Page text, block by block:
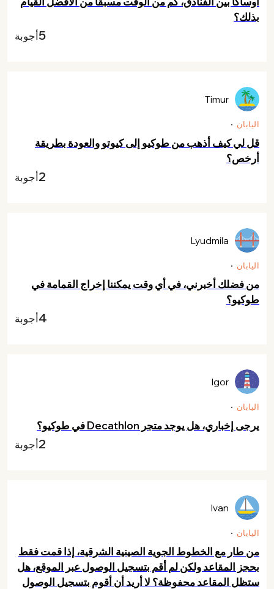
بذلك؟
5أجوبة
اليابان
قل لي كيف أذهب من طوكيو إلى كيوتو والعودة بطريقة
أرخص؟
Timur
2أجوبة
اليابان
من فضلك أخبرني، في أي وقت يمكننا إخراج القمامة في
طوكيو؟
Lyudmila
4أجوبة
اليابان
يرجى إخباري، هل يوجد متجر Decathlon في طوكيو؟
Igor
2أجوبة
اليابان
من طار مع الخطوط الجوية الصينية الشرقية، إذا قمت فقط
بحجز المقاعد ولكن لم أقم بتسجيل الوصول عبر الموقع، هل
ستظل المقاعد محفوظة؟ لا أريد أن أقوم بتسجيل الوصول
Ivan